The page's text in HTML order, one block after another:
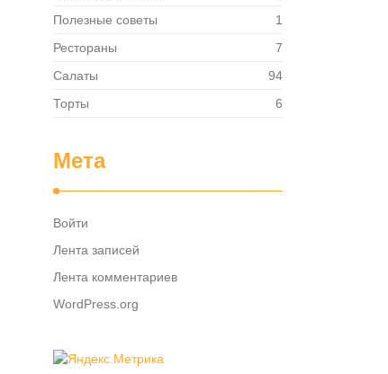
Полезные советы
1
Рестораны
7
Салаты
94
Торты
6
Мета
Войти
Лента записей
Лента комментариев
WordPress.org